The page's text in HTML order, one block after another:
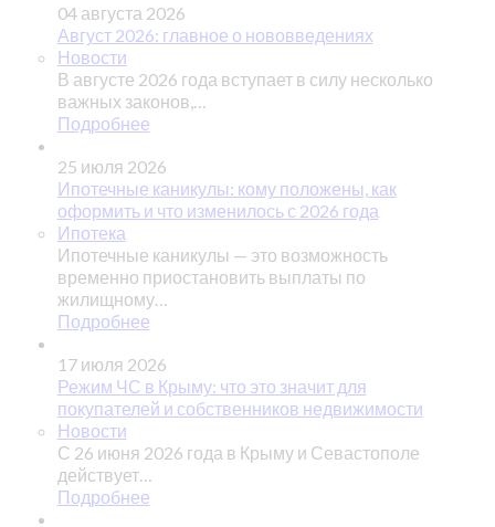
04 августа 2026
Август 2026: главное о нововведениях
Новости
В августе 2026 года вступает в силу несколько
важных законов,…
Подробнее
25 июля 2026
Ипотечные каникулы: кому положены, как
оформить и что изменилось с 2026 года
Ипотека
Ипотечные каникулы — это возможность
временно приостановить выплаты по
жилищному…
Подробнее
17 июля 2026
Режим ЧС в Крыму: что это значит для
покупателей и собственников недвижимости
Новости
С 26 июня 2026 года в Крыму и Севастополе
действует…
Подробнее